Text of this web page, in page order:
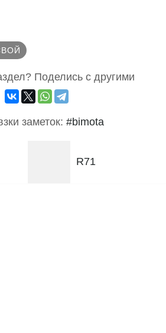
Поделись с другими
заметок: #bimota
R71